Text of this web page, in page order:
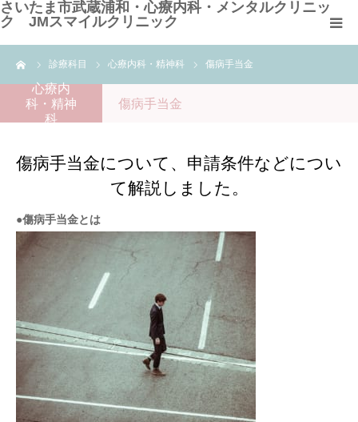
さいたま市武蔵浦和・心療内科・メンタルクリニッ
ク JMスマイルクリニック
診療科目 心療内科・精神科 傷病手当金
心療内
科・精神
科
傷病手当金
傷病手当金について、申請条件などについ
て解説しました。
●傷病手当金とは
HOME
クリニック紹介
診療科目